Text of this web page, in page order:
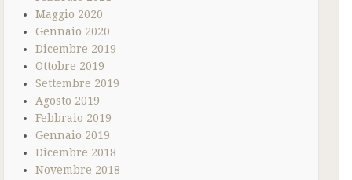
Maggio 2020
Gennaio 2020
Dicembre 2019
Ottobre 2019
Settembre 2019
Agosto 2019
Febbraio 2019
Gennaio 2019
Dicembre 2018
Novembre 2018